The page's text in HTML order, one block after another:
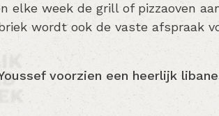
elke week de grill of pizzaoven
wordt ook de vaste afspraak
voorzien een heerlijk